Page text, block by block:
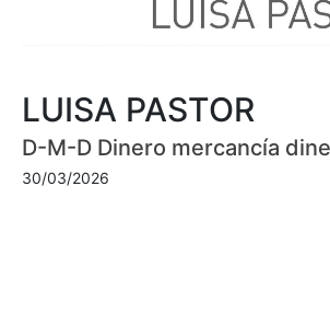
LUISA PASTOR
D-M-D Dinero mercancía
30/03/2026